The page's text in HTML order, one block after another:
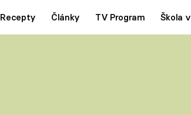
Recepty Články TV Program Škola